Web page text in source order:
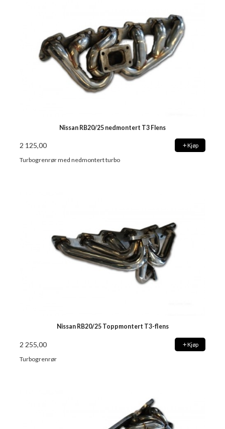
Nissan RB20/25 nedmontert T3 Flens
2 125,00 Kjøp
Turbogrenrør med nedmontert turbo
Nissan RB20/25 Toppmontert T3-flens
2 255,00 Kjøp
Turbogrenrør